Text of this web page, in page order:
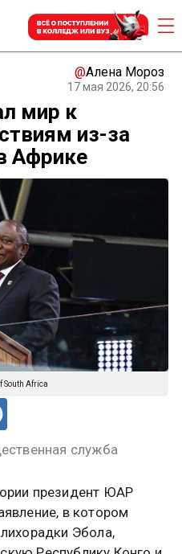
@Алена Мороз
17 мая 2026, 20:56
мир к
из-за
Африке
South Africa
служба
президент ЮАР
в котором
Эбола,